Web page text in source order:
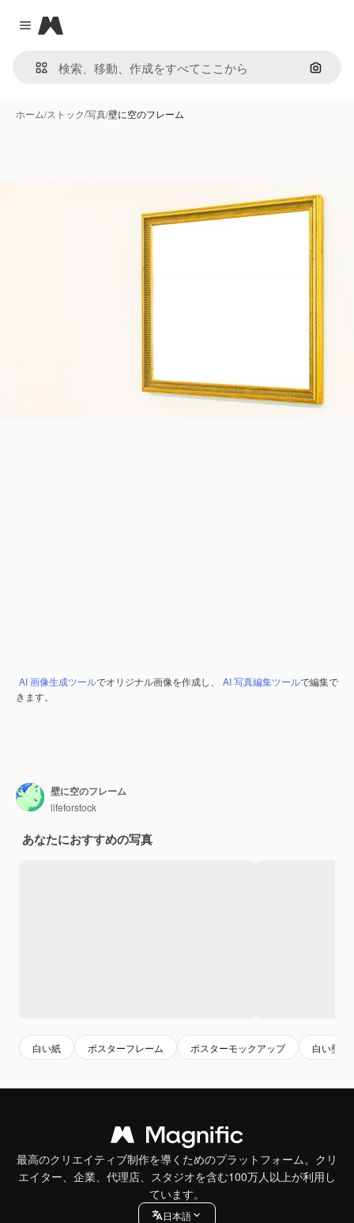
Close menu
Magnific
画像で
ホーム/ストック/写真/壁に空のフレーム
AI 画像生成ツールでオリジナル画像を作成し、 AI 写真編集ツールで編集で
きます。
壁に空のフレーム
lifeforstock
あなたにおすすめの写真
白い紙 ポスターフレーム ポスターモックアップ 白い壁
最高のクリエイティブ制作を導くためのプラットフォーム。クリ
エイター、企業、代理店、スタジオを含む100万人以上が利用し
ています。
日本語